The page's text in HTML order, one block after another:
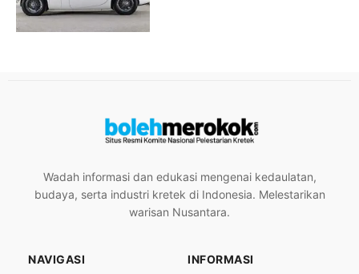
Wadah informasi dan edukasi mengenai kedaulatan,
budaya, serta industri kretek di Indonesia. Melestarikan
warisan Nusantara.
NAVIGASI INFORMASI